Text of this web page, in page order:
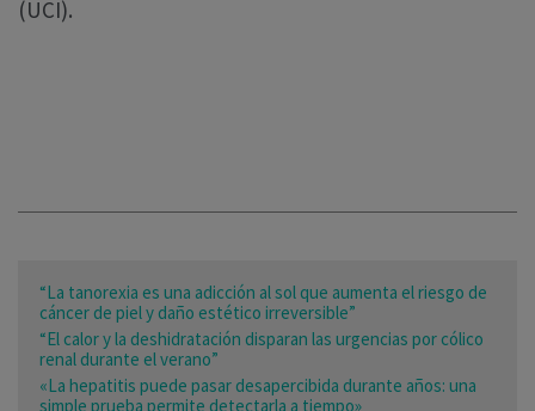
(UCI).
“La tanorexia es una adicción al sol que aumenta el riesgo de
cáncer de piel y daño estético irreversible”
“El calor y la deshidratación disparan las urgencias por cólico
renal durante el verano”
«La hepatitis puede pasar desapercibida durante años: una
simple prueba permite detectarla a tiempo»